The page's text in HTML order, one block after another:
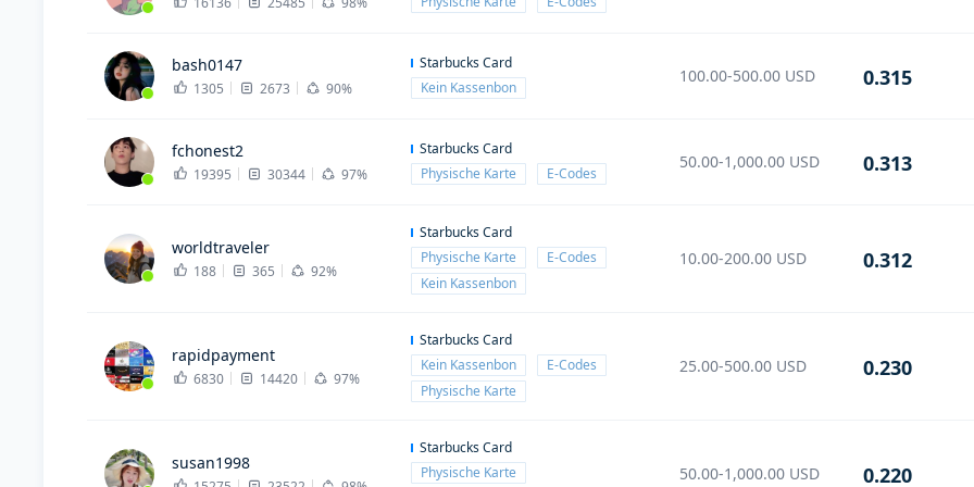
bash0147
1305 2673 90%
Starbucks Card
Kein Kassenbon
100.00-500.00 USD 0.315
fchonest2
19395 30344 97%
Starbucks Card
Physische Karte
E-Codes
50.00-1,000.00 USD 0.313
worldtraveler
188 365 92%
Starbucks Card
Physische Karte
E-Codes
Kein Kassenbon
10.00-200.00 USD 0.312
rapidpayment
6830 14420 97%
Starbucks Card
Kein Kassenbon
E-Codes
Physische Karte
25.00-500.00 USD 0.230
susan1998
Starbucks Card
Physische Karte
50.00-1,000.00 USD 0.220